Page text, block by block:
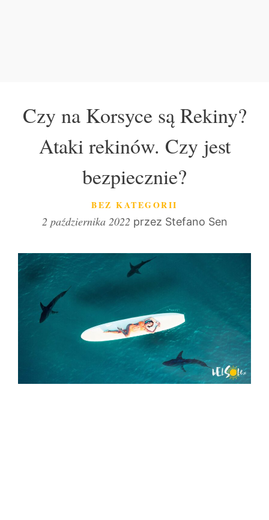
Czy na Korsyce są Rekiny?
Ataki rekinów. Czy jest
bezpiecznie?
KATEGORIE
BEZ KATEGORII
2 października 2022 przez Stefano Sen